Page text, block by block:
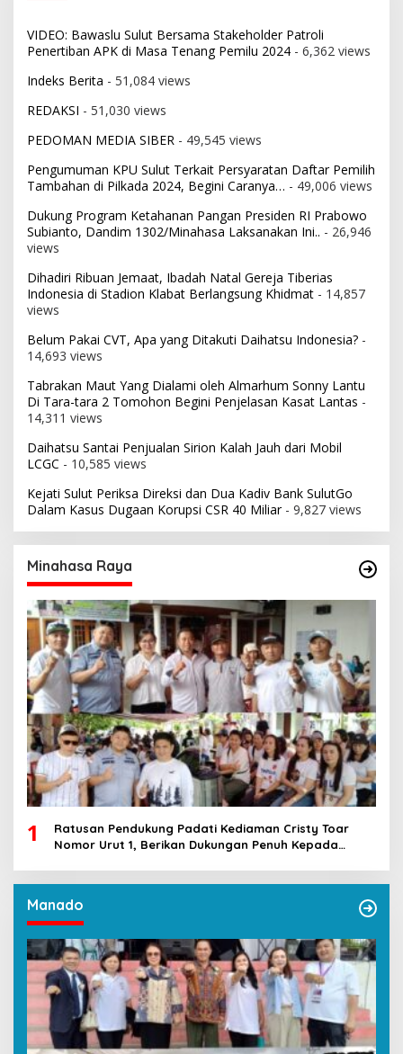
VIDEO: Bawaslu Sulut Bersama Stakeholder Patroli
Penertiban APK di Masa Tenang Pemilu 2024 - 6,362 views
Indeks Berita - 51,084 views
REDAKSI - 51,030 views
PEDOMAN MEDIA SIBER - 49,545 views
Pengumuman KPU Sulut Terkait Persyaratan Daftar Pemilih
Tambahan di Pilkada 2024, Begini Caranya… - 49,006 views
Dukung Program Ketahanan Pangan Presiden RI Prabowo
Subianto, Dandim 1302/Minahasa Laksanakan Ini.. - 26,946
views
Dihadiri Ribuan Jemaat, Ibadah Natal Gereja Tiberias
Indonesia di Stadion Klabat Berlangsung Khidmat - 14,857
views
Belum Pakai CVT, Apa yang Ditakuti Daihatsu Indonesia? -
14,693 views
Tabrakan Maut Yang Dialami oleh Almarhum Sonny Lantu
Di Tara-tara 2 Tomohon Begini Penjelasan Kasat Lantas -
14,311 views
Daihatsu Santai Penjualan Sirion Kalah Jauh dari Mobil
LCGC - 10,585 views
Kejati Sulut Periksa Direksi dan Dua Kadiv Bank SulutGo
Dalam Kasus Dugaan Korupsi CSR 40 Miliar- 9,827 views
Minahasa Raya
1
Ratusan Pendukung Padati Kediaman Cristy Toar
Nomor Urut 1, Berikan Dukungan Penuh Kepada
Manado